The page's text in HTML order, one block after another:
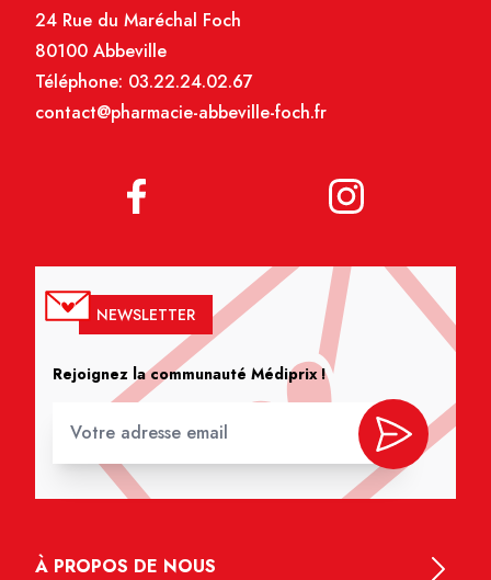
24 Rue du Maréchal Foch
80100 Abbeville
Téléphone: 03.22.24.02.67
contact@pharmacie-abbeville-foch.fr
NEWSLETTER
Rejoignez la communauté Médiprix !
À PROPOS DE NOUS